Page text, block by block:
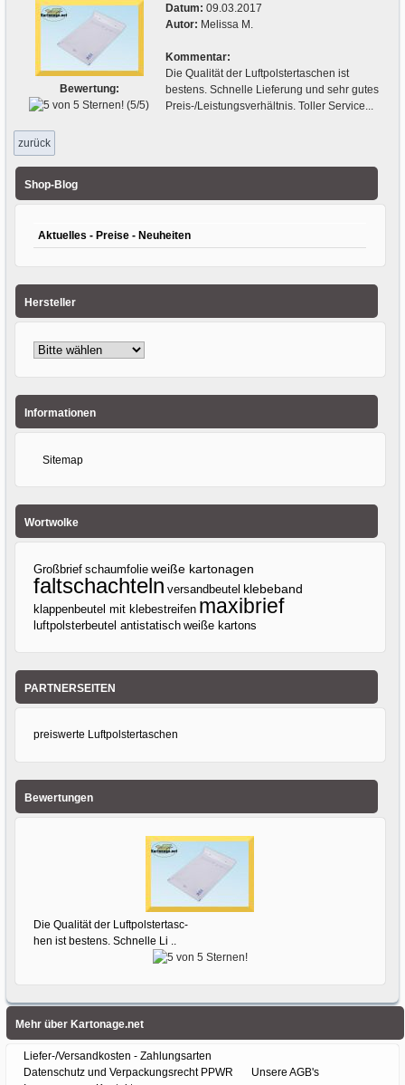
Bewertung:
(5/5)
Datum: 09.03.2017
Autor: Melissa M.
Kommentar:
Die Qualität der Luftpolstertaschen ist
bestens. Schnelle Lieferung und sehr gutes
Preis-/Leistungsverhältnis. Toller Service...
zurück
Shop-Blog
Aktuelles - Preise - Neuheiten
Hersteller
Informationen
Sitemap
Wortwolke
Großbrief schaumfolie weiße kartonagen
faltschachteln versandbeutel klebeband
klappenbeutel mit klebestreifen maxibrief
luftpolsterbeutel antistatisch weiße kartons
PARTNERSEITEN
preiswerte Luftpolstertaschen
Bewertungen
Die Qualität der Luftpolstertasc-
hen ist bestens. Schnelle Li ..
Mehr über Kartonage.net
Liefer-/Versandkosten - Zahlungsarten
Datenschutz und Verpackungsrecht PPWR
Unsere AGB's